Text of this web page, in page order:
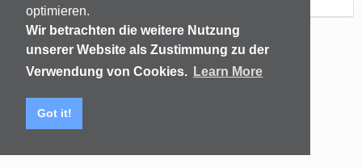
optimieren.
Wir betrachten die weitere Nutzung
unserer Website als Zustimmung zu der
Verwendung von Cookies. Learn More
Got it!
Datenschutzerklärung
(C) audiomap.de